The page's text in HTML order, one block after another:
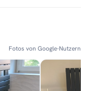
Fotos von Google-Nutzern